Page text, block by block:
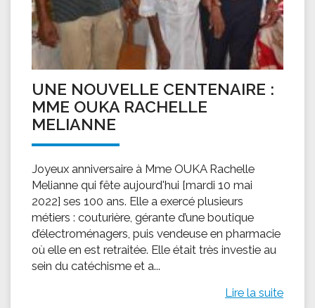
UNE NOUVELLE CENTENAIRE :
MME OUKA RACHELLE
MELIANNE
Joyeux anniversaire à Mme OUKA Rachelle
Melianne qui fête aujourd'hui [mardi 10 mai
2022] ses 100 ans. Elle a exercé plusieurs
métiers : couturière, gérante d’une boutique
d’électroménagers, puis vendeuse en pharmacie
où elle en est retraitée. Elle était très investie au
sein du catéchisme et a...
Lire la suite